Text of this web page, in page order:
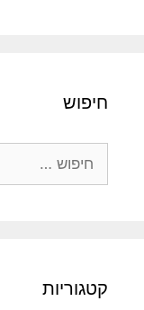
חיפוש
קטגוריות